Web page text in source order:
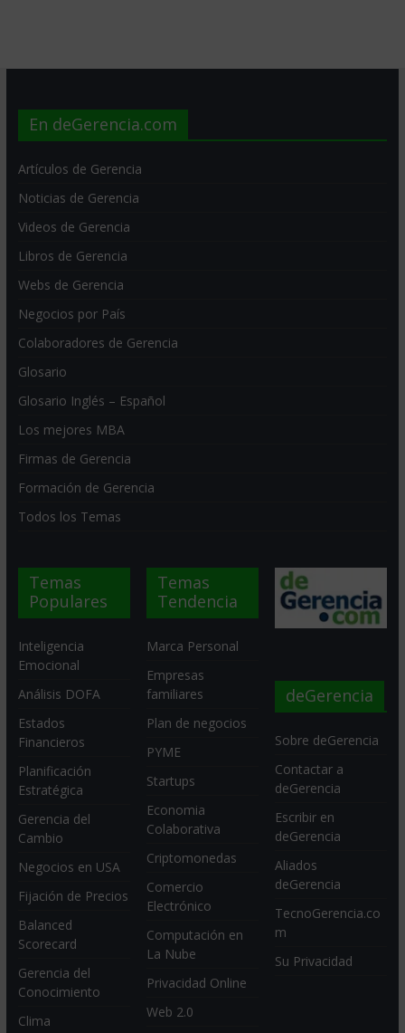
En deGerencia.com
Artículos de Gerencia
Noticias de Gerencia
Videos de Gerencia
Libros de Gerencia
Webs de Gerencia
Negocios por País
Colaboradores de Gerencia
Glosario
Glosario Inglés – Español
Los mejores MBA
Firmas de Gerencia
Formación de Gerencia
Todos los Temas
Temas
Populares
Inteligencia
Emocional
Análisis DOFA
Estados
Financieros
Planificación
Estratégica
Gerencia del
Cambio
Negocios en USA
Fijación de Precios
Balanced
Scorecard
Gerencia del
Conocimiento
Clima
Temas
Tendencia
Marca Personal
Empresas
familiares
Plan de negocios
PYME
Startups
Economia
Colaborativa
Criptomonedas
Comercio
Electrónico
Computación en
La Nube
Privacidad Online
Web 2.0
deGerencia
Sobre deGerencia
Contactar a
deGerencia
Escribir en
deGerencia
Aliados
deGerencia
TecnoGerencia.co
m
Su Privacidad